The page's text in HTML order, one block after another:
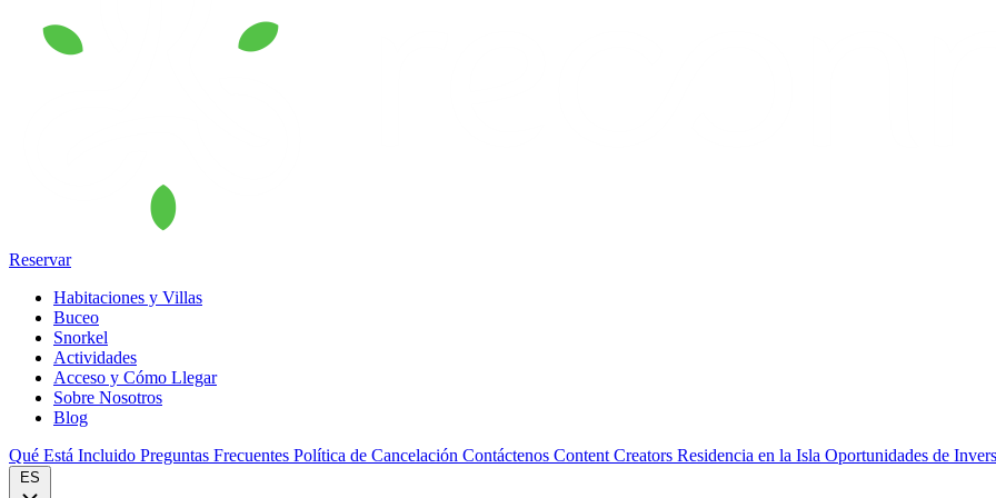
Reservar
Habitaciones y Villas
Buceo
Snorkel
Actividades
Acceso y Cómo Llegar
Sobre Nosotros
Blog
Qué Está Incluido Preguntas Frecuentes Política de Cancelación Contáctenos Content Creators Residencia en la Isla Oportunidades de
ES